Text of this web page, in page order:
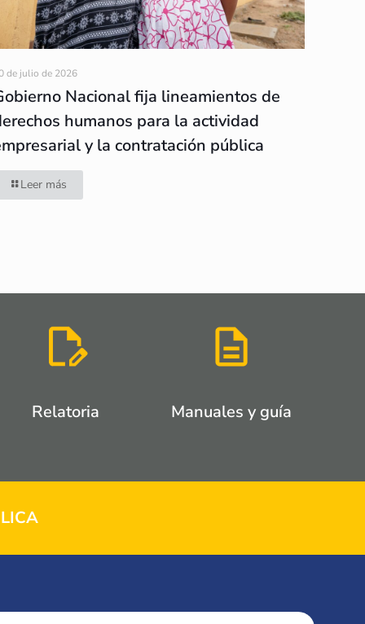
de julio de 2026
Nacional fija lineamientos de
humanos para la actividad
y la contratación pública
Leer más
Relatoria Manuales y guía